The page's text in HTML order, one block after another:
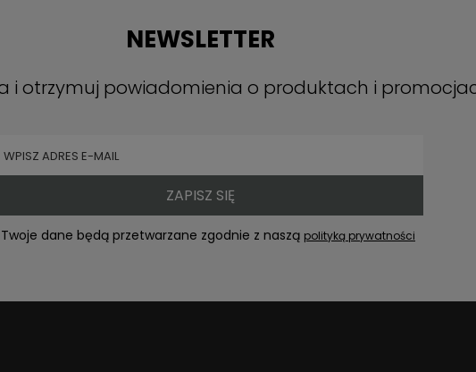
NEWSLETTER
i otrzymuj powiadomienia o produktach i
ZAPISZ SIĘ
Twoje dane będą przetwarzane zgodnie z naszą polityką prywatności